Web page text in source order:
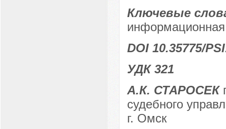
Ключевые
DOI 10.35775/
УДК 321
А.К. СТАРОСЕК
судебного
г. Омск